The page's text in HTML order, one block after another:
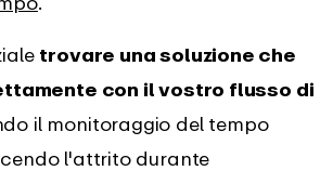
trovare una soluzione che
con il vostro flusso di
il monitoraggio del tempo
l'attrito durante